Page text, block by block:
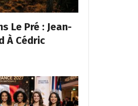
Le Pré : Jean-
À Cédric